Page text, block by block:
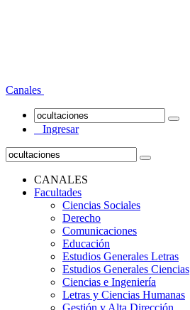
Canales
Ingresar
CANALES
Facultades
Ciencias Sociales
Derecho
Comunicaciones
Educación
Estudios Generales Letras
Estudios Generales Ciencias
Ciencias e Ingeniería
Letras y Ciencias Humanas
Gestión y Alta Dirección